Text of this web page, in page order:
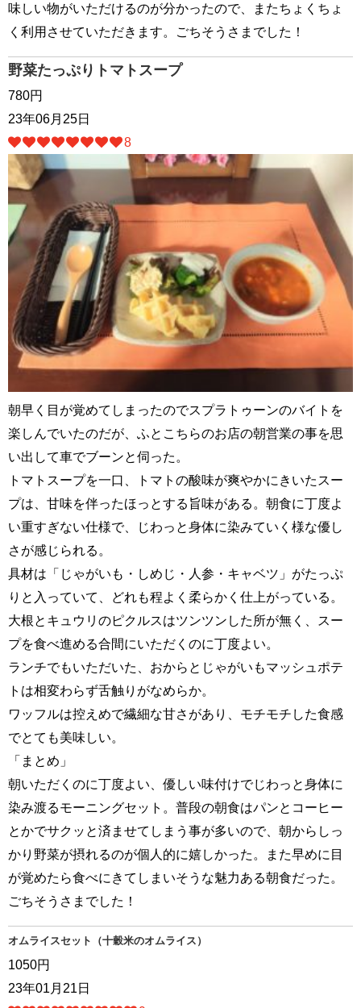
味しい物がいただけるのが分かったので、またちょくちょ
く利用させていただきます。ごちそうさまでした！
野菜たっぷりトマトスープ
780円
23年06月25日
8
朝早く目が覚めてしまったのでスプラトゥーンのバイトを
楽しんでいたのだが、ふとこちらのお店の朝営業の事を思
い出して車でブーンと伺った。
トマトスープを一口、トマトの酸味が爽やかにきいたスー
プは、甘味を伴ったほっとする旨味がある。朝食に丁度よ
い重すぎない仕様で、じわっと身体に染みていく様な優し
さが感じられる。
具材は「じゃがいも・しめじ・人参・キャベツ」がたっぷ
りと入っていて、どれも程よく柔らかく仕上がっている。
大根とキュウリのピクルスはツンツンした所が無く、スー
プを食べ進める合間にいただくのに丁度よい。
ランチでもいただいた、おからとじゃがいもマッシュポテ
トは相変わらず舌触りがなめらか。
ワッフルは控えめで繊細な甘さがあり、モチモチした食感
でとても美味しい。
「まとめ」
朝いただくのに丁度よい、優しい味付けでじわっと身体に
染み渡るモーニングセット。普段の朝食はパンとコーヒー
とかでサクッと済ませてしまう事が多いので、朝からしっ
かり野菜が摂れるのが個人的に嬉しかった。また早めに目
が覚めたら食べにきてしまいそうな魅力ある朝食だった。
ごちそうさまでした！
オムライスセット（十穀米のオムライス）
1050円
23年01月21日